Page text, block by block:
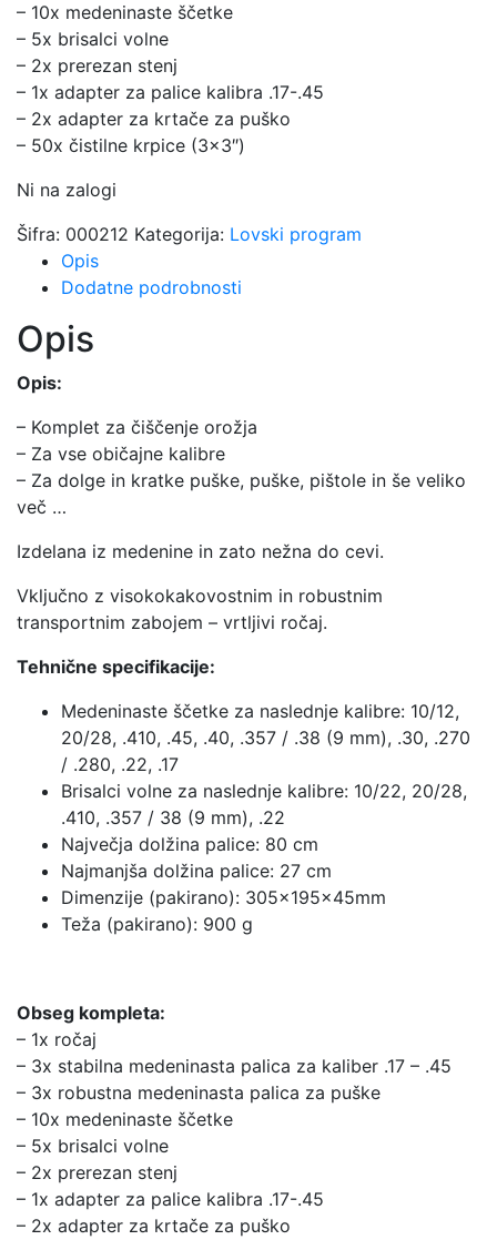
– 10x medeninaste ščetke
– 5x brisalci volne
– 2x prerezan stenj
– 1x adapter za palice kalibra .17-.45
– 2x adapter za krtače za puško
– 50x čistilne krpice (3×3″)
Ni na zalogi
Šifra: 000212 Kategorija: Lovski program
Opis
Dodatne podrobnosti
Opis
Opis:
– Komplet za čiščenje orožja
– Za vse običajne kalibre
– Za dolge in kratke puške, puške, pištole in še veliko
več …
Izdelana iz medenine in zato nežna do cevi.
Vključno z visokokakovostnim in robustnim
transportnim zabojem – vrtljivi ročaj.
Tehnične specifikacije:
Medeninaste ščetke za naslednje kalibre: 10/12,
20/28, .410, .45, .40, .357 / .38 (9 mm), .30, .270
/ .280, .22, .17
Brisalci volne za naslednje kalibre: 10/22, 20/28,
.410, .357 / 38 (9 mm), .22
Največja dolžina palice: 80 cm
Najmanjša dolžina palice: 27 cm
Dimenzije (pakirano): 305x195x45mm
Teža (pakirano): 900 g
Obseg kompleta:
– 1x ročaj
– 3x stabilna medeninasta palica za kaliber .17 – .45
– 3x robustna medeninasta palica za puške
– 10x medeninaste ščetke
– 5x brisalci volne
– 2x prerezan stenj
– 1x adapter za palice kalibra .17-.45
– 2x adapter za krtače za puško